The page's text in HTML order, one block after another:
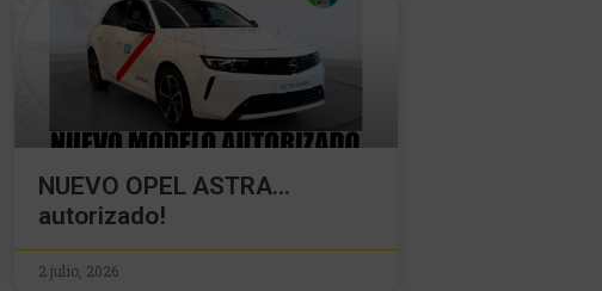
NUEVO OPEL ASTRA…
autorizado!
2 julio, 2026